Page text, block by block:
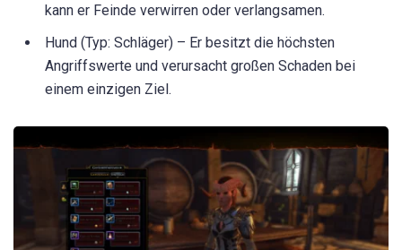
kann er Feinde verwirren oder verlangsamen.
Hund (Typ: Schläger) – Er besitzt die höchsten
Angriffswerte und verursacht großen Schaden bei
einem einzigen Ziel.